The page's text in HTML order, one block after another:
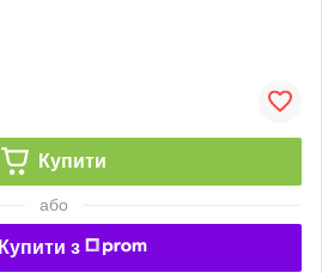
Купити
або
Купити з